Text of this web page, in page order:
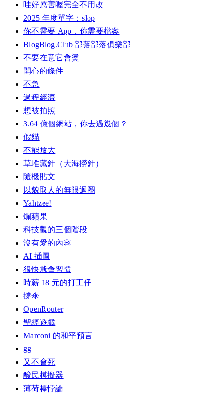
哇好厲害喔完全不用改
2025 年度單字：slop
你不需要 App，你需要檔案
BlogBlog.Club 部落部落俱樂部
不要在意它會燙
開心的條件
不急
過程經濟
想被拍照
3.64 億個網站，你去過幾個？
假貓
不能放大
草堆藏針（大海撈針）
隨機貼文
以貌取人的無限迴圈
Yahtzee!
爛蘋果
科技觀的三個階段
沒有愛的內容
AI 插圖
很快就會習慣
時薪 18 元的打工仔
撐傘
OpenRouter
聖經遊戲
Marconi 的和平預言
gg
又不會死
酸民模擬器
薄荷棒悖論